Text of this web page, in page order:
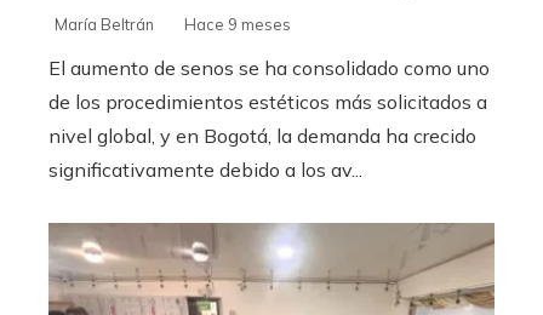
María Beltrán Hace 9 meses
El aumento de senos se ha consolidado como uno
de los procedimientos estéticos más solicitados a
nivel global, y en Bogotá, la demanda ha crecido
significativamente debido a los av...